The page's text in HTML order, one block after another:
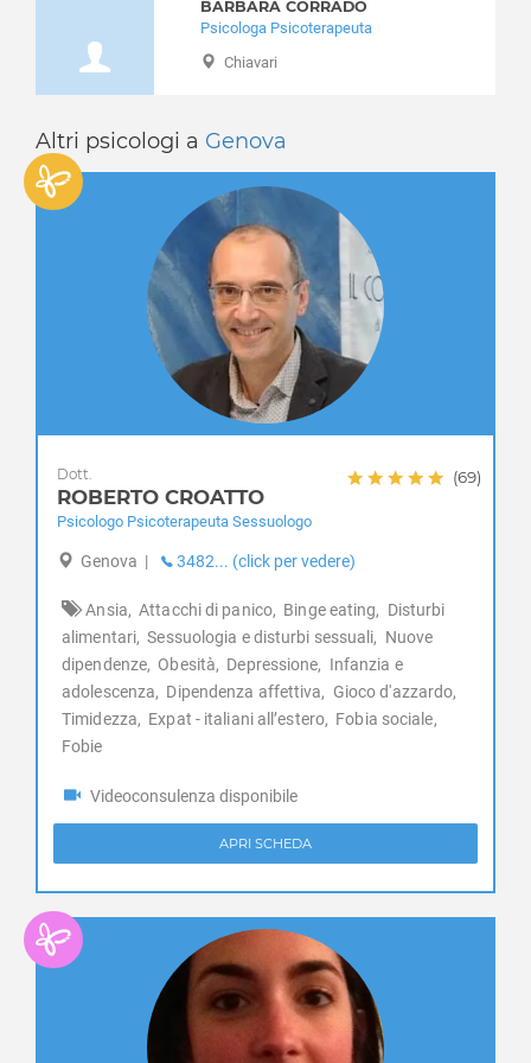
Savignone
Serra Riccò
Sori
Tiglieto
Torriglia
BARBARA CORRADO
Psicologa Psicoterapeuta
Chiavari
Altri psicologi a Genova
APRI SCHEDA
Dott.
ROBERTO CROATTO
(69)
Psicologo Psicoterapeuta Sessuologo
Genova | 3482... (click per vedere)
Ansia, Attacchi di panico, Binge eating, Disturbi
alimentari, Sessuologia e disturbi sessuali, Nuove
dipendenze, Obesità, Depressione, Infanzia e
adolescenza, Dipendenza affettiva, Gioco d'azzardo,
Timidezza, Expat - italiani all’estero, Fobia sociale,
Fobie
Videoconsulenza disponibile